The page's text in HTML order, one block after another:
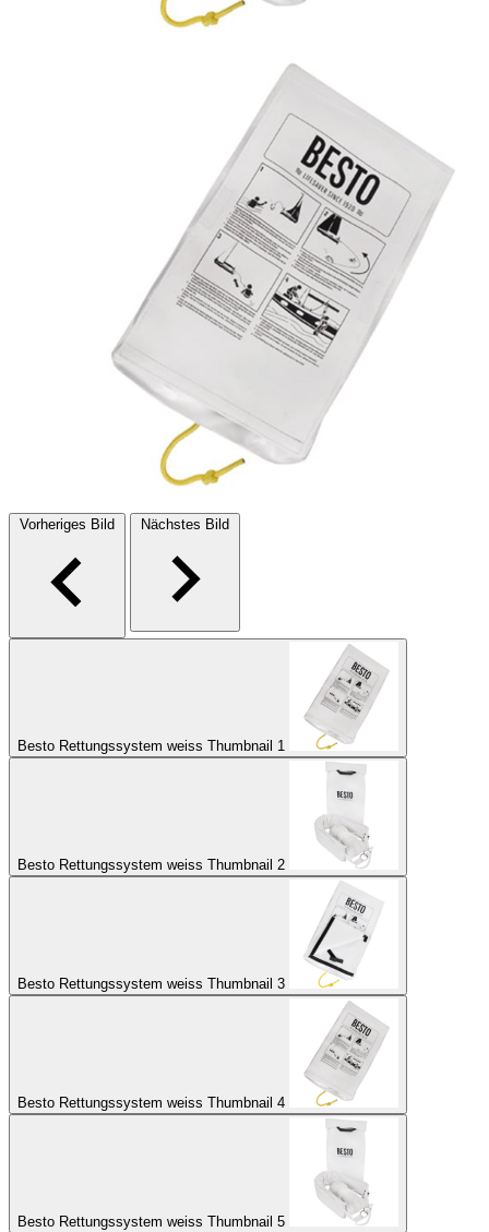
Vorheriges Bild Nächstes Bild
Besto Rettungssystem weiss Thumbnail 1
Besto Rettungssystem weiss Thumbnail 2
Besto Rettungssystem weiss Thumbnail 3
Besto Rettungssystem weiss Thumbnail 4
Besto Rettungssystem weiss Thumbnail 5